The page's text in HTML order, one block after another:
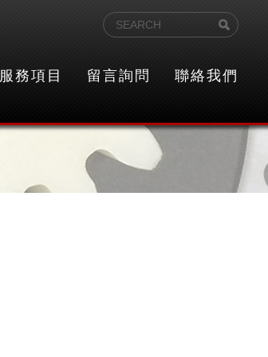
服務項目 留言詢問 聯絡我們